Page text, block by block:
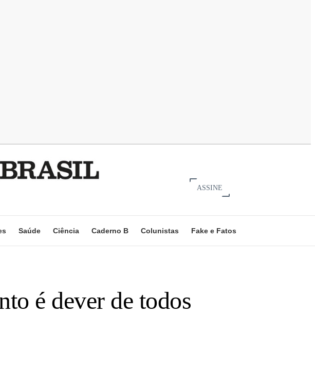
ASSINE
Saúde Ciência Caderno B Colunistas Fake e Fatos
é dever de todos